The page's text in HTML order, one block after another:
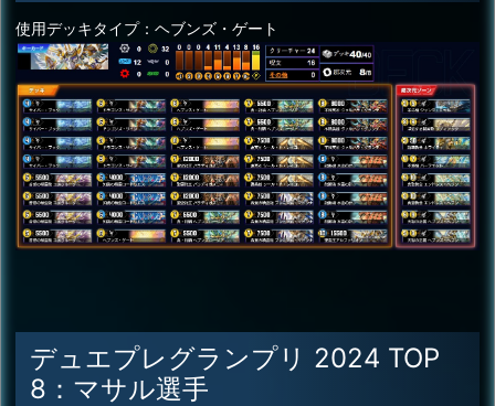
使用デッキタイプ：ヘブンズ・ゲート
デュエプレグランプリ 2024 TOP
8：マサル選手